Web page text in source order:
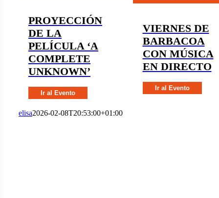
PROYECCIÓN
DE LA
PELÍCULA ‘A
COMPLETE
UNKNOWN’
Ir al Evento
VIERNES DE
BARBACOA
CON MÚSICA
EN DIRECTO
Ir al Evento
elisa2026-02-08T20:53:00+01:00